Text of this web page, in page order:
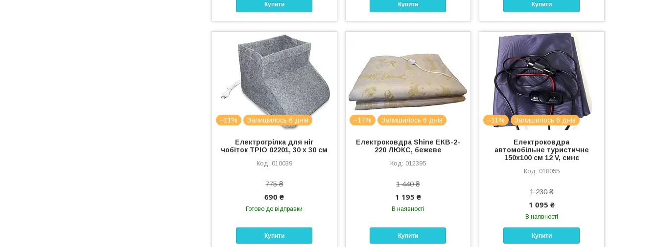
Купити Купити Купити
–11% Залишилось 6 днів
Електрогрілка для ніг
чобіток ТРІО 02201, 30 х 30 см
010039
775 ₴
690 ₴
Готово до відправки
Купити
–17% Залишилось 6 днів
Електроковдра Shine ЕКВ-2-
220 ЛЮКС, бежеве
012395
1 440 ₴
1 195 ₴
В наявності
Купити
–11% Залишилось 6 днів
Електроковдра
автомобільне туристичне
150х100 см 12 V, синє
018055
1 230 ₴
1 095 ₴
В наявності
Купити